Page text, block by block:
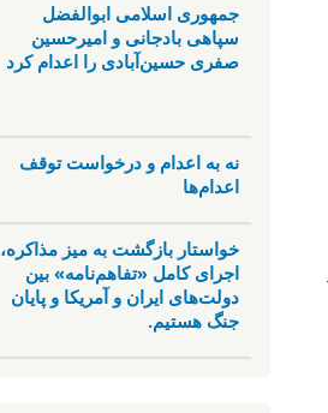
جمهوری اسلامی ابوالفضل
سپاهی بادجانی و امیرحسین
صفری حسین‌آبادی را اعدام کرد
نه به اعدام و درخواست توقف
اعدام‌ها
خواستار بازگشت به میز مذاکره،
اجرای کامل «تفاهم‌نامه» بین
دولت‌های ایران و آمریکا و پایان
جنگ هستیم.